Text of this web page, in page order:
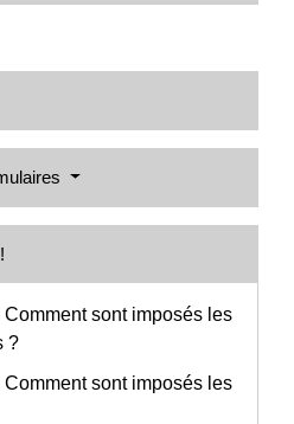
Comment sont imposés les
?
Comment sont imposés les